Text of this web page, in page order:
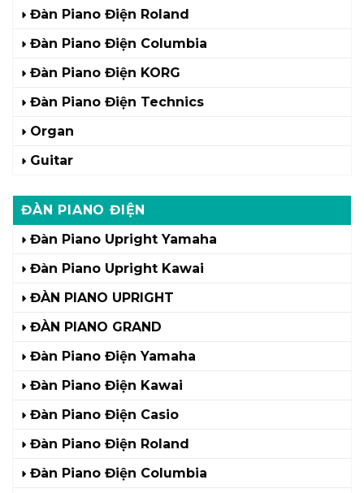
Đàn Piano Điện Roland
Đàn Piano Điện Columbia
Đàn Piano Điện KORG
Đàn Piano Điện Technics
Organ
Guitar
ĐÀN PIANO ĐIỆN
Đàn Piano Upright Yamaha
Đàn Piano Upright Kawai
ĐÀN PIANO UPRIGHT
ĐÀN PIANO GRAND
Đàn Piano Điện Yamaha
Đàn Piano Điện Kawai
Đàn Piano Điện Casio
Đàn Piano Điện Roland
Đàn Piano Điện Columbia